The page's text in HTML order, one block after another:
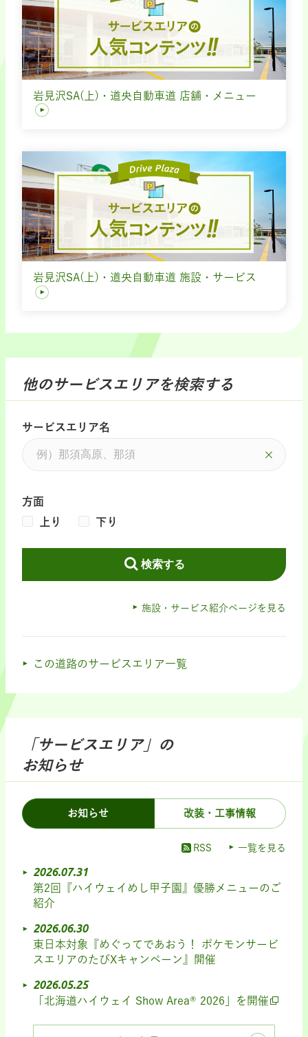
岩見沢SA(上)・道央自動車道 店舗・メニュー
岩見沢SA(上)・道央自動車道 施設・サービス
他のサービスエリアを検索する
サービスエリア名
方面
上り
下り
検索する
施設・サービス紹介ページを見る
この道路のサービスエリア一覧
「サービスエリア」の
お知らせ
お知らせ 改装・工事情報
RSS 一覧を見る
2026.07.31
第2回『ハイウェイめし甲子園』優勝メニューのご
紹介
2026.06.30
東日本対象『めぐってであおう！ ポケモンサービ
スエリアのたびXキャンペーン』開催
2026.05.25
「北海道ハイウェイ Show Area® 2026」を開催